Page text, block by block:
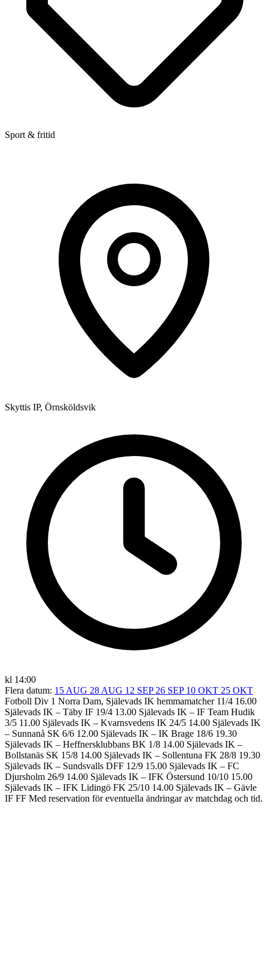
Sport & fritid
Skyttis IP, Örnsköldsvik
kl 14:00
Flera datum: 15 AUG 28 AUG 12 SEP 26 SEP 10 OKT 25 OKT
Fotboll Div 1 Norra Dam, Själevads IK hemmamatcher 11/4 16.00
Själevads IK – Täby IF 19/4 13.00 Själevads IK – IF Team Hudik
3/5 11.00 Själevads IK – Kvarnsvedens IK 24/5 14.00 Själevads IK
– Sunnanå SK 6/6 12.00 Själevads IK – IK Brage 18/6 19.30
Själevads IK – Heffnersklubbans BK 1/8 14.00 Själevads IK –
Bollstanäs SK 15/8 14.00 Själevads IK – Sollentuna FK 28/8 19.30
Själevads IK – Sundsvalls DFF 12/9 15.00 Själevads IK – FC
Djursholm 26/9 14.00 Själevads IK – IFK Östersund 10/10 15.00
Själevads IK – IFK Lidingö FK 25/10 14.00 Själevads IK – Gävle
IF FF Med reservation för eventuella ändringar av matchdag och tid.